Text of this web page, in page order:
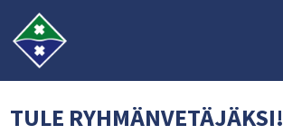
TULE RYHMÄNVETÄJÄKSI!